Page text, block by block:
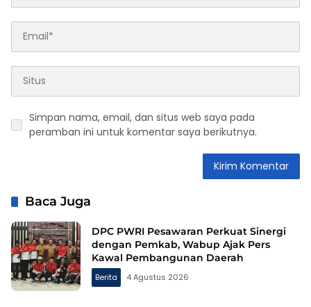
Simpan nama, email, dan situs web saya pada
peramban ini untuk komentar saya berikutnya.
Baca Juga
DPC PWRI Pesawaran Perkuat Sinergi
dengan Pemkab, Wabup Ajak Pers
Kawal Pembangunan Daerah
Berita 4 Agustus 2026